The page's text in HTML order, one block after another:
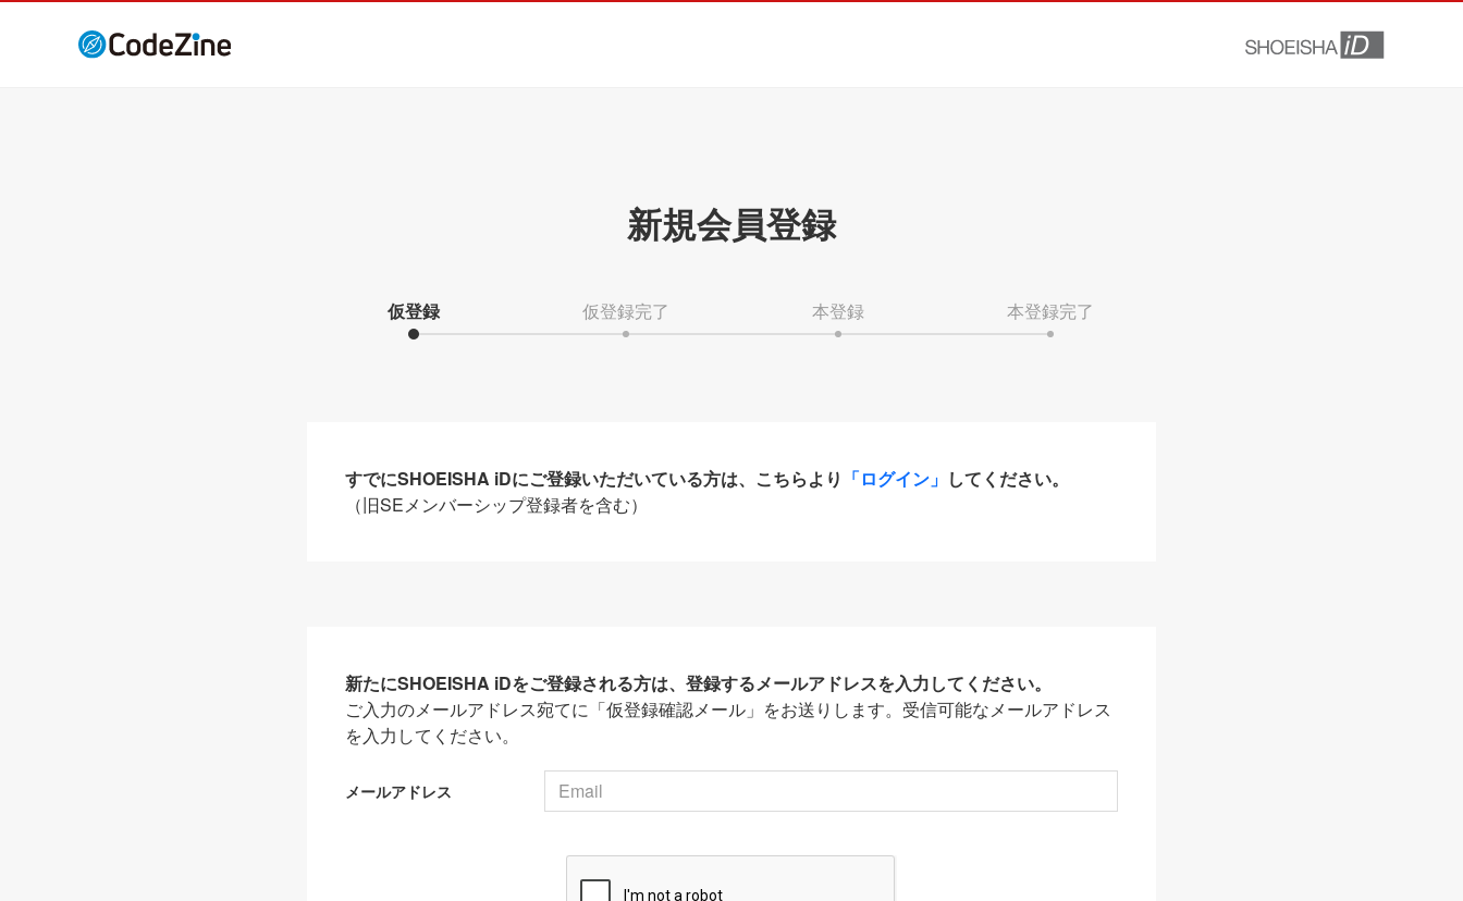
新規会員登録
仮登録 仮登録完了 本登録 本登録完了
すでにSHOEISHA iDにご登録いただいている方は、こちらより 「ログイン」 してください。
（旧SEメンバーシップ登録者を含む）
新たにSHOEISHA iDをご登録される方は、登録するメールアドレスを入力してください。
ご入力のメールアドレス宛てに「仮登録確認メール」をお送りします。受信可能なメールアドレス
を入力してください。
メールアドレス